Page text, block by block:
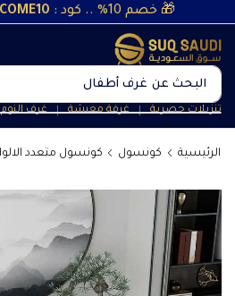
🎁 خصم 10% .. كود :
البحث عن غرف نوم
تنزيلات حصرية ❘ غرفة معيشة ❘ غرف النوم
الرئيسية كونسول كونسول متعدد